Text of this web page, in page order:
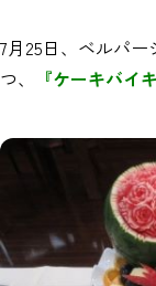
7月25日、ベルパ
つ、
『ケーキバイ